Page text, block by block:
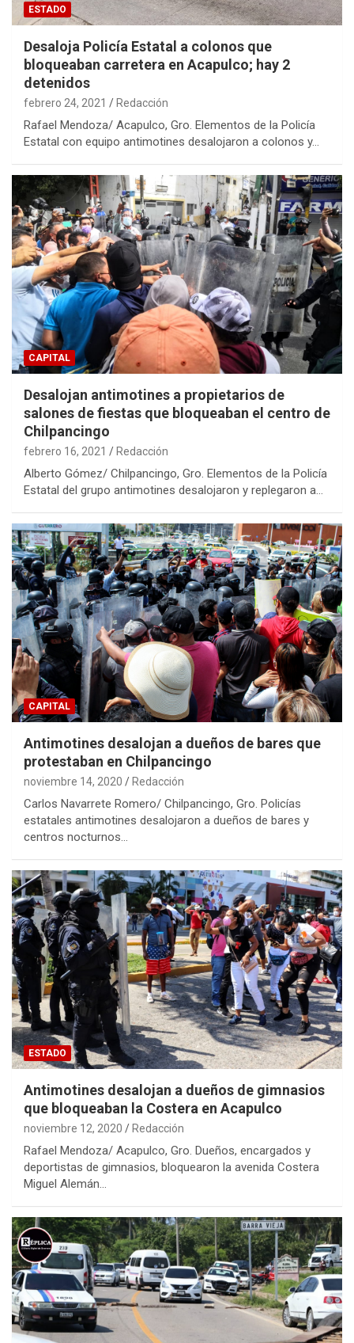
ESTADO
Desaloja Policía Estatal a colonos que
bloqueaban carretera en Acapulco; hay 2
detenidos
febrero 24, 2021 Redacción
Rafael Mendoza/ Acapulco, Gro. Elementos de la Policía
Estatal con equipo antimotines desalojaron a colonos y…
CAPITAL
Desalojan antimotines a propietarios de
salones de fiestas que bloqueaban el centro de
Chilpancingo
febrero 16, 2021 Redacción
Alberto Gómez/ Chilpancingo, Gro. Elementos de la Policía
Estatal del grupo antimotines desalojaron y replegaron a…
CAPITAL
Antimotines desalojan a dueños de bares que
protestaban en Chilpancingo
noviembre 14, 2020 Redacción
Carlos Navarrete Romero/ Chilpancingo, Gro. Policías
estatales antimotines desalojaron a dueños de bares y
centros nocturnos…
ESTADO
Antimotines desalojan a dueños de gimnasios
que bloqueaban la Costera en Acapulco
noviembre 12, 2020 Redacción
Rafael Mendoza/ Acapulco, Gro. Dueños, encargados y
deportistas de gimnasios, bloquearon la avenida Costera
Miguel Alemán…